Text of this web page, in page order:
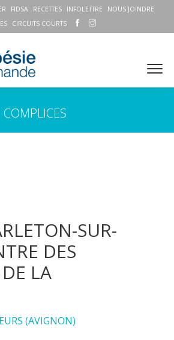
FIDSA RECETTES INFOLETTRE
NOUS JOINDRE
CIRCUITS COURTS
COMPLICES
SUR-
DES
LA
(AVIGNON)